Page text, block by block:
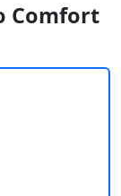
Comfort